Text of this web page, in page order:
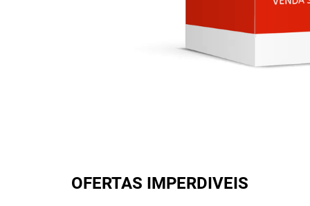
OFERTAS IMPERDIVEIS